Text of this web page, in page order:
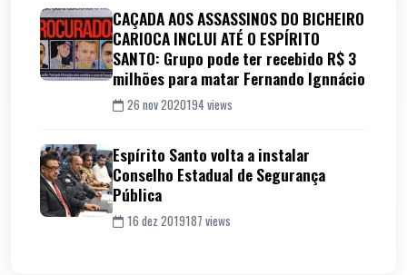
CAÇADA AOS ASSASSINOS DO BICHEIRO
CARIOCA INCLUI ATÉ O ESPÍRITO
SANTO: Grupo pode ter recebido R$ 3
milhões para matar Fernando Ignnácio
26 nov 2020194 views
Espírito Santo volta a instalar
Conselho Estadual de Segurança
Pública
16 dez 2019187 views